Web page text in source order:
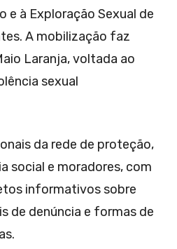
e à Exploração Sexual de
A mobilização faz
Laranja, voltada ao
sexual
da rede de proteção,
social e moradores, com
informativos sobre
de denúncia e formas de